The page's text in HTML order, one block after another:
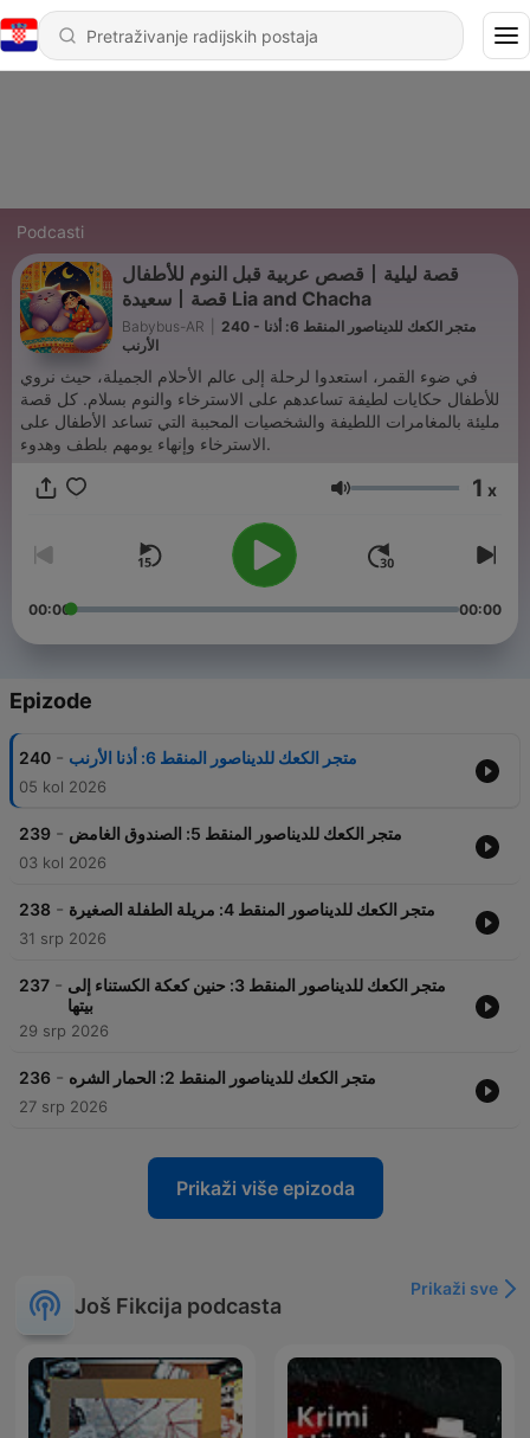
Podcasti
قصص عربية قبل النوم للأطفال丨قصة ليلية
سعيدة丨قصة Lia and Chacha
Babybus-AR
240 - متجر الكعك للديناصور المنقط 6: أذنا
الأرنب
في ضوء القمر، استعدوا لرحلة إلى عالم الأحلام الجميلة، حيث نروي
للأطفال حكايات لطيفة تساعدهم على الاسترخاء والنوم بسلام. كل قصة
مليئة بالمغامرات اللطيفة والشخصيات المحببة التي تساعد الأطفال على
الاسترخاء وإنهاء يومهم بلطف وهدوء.
Glasnoća 1 x
00:00 00:00
Epizode
240 - متجر الكعك للديناصور المنقط 6: أذنا الأرنب
05 kol 2026
239 - متجر الكعك للديناصور المنقط 5: الصندوق الغامض
03 kol 2026
238 - متجر الكعك للديناصور المنقط 4: مريلة الطفلة الصغيرة
31 srp 2026
237 - متجر الكعك للديناصور المنقط 3: حنين كعكة الكستناء إلى
بيتها
29 srp 2026
236 - متجر الكعك للديناصور المنقط 2: الحمار الشره
27 srp 2026
Prikaži više epizoda
Još Fikcija podcasta
Prikaži sve